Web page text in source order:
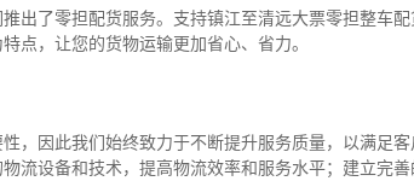
出了零担配货服务。支持镇江至清远大票零担整车
点，让您的货物运输更加省心、省力。
，因此我们始终致力于不断提升服务质量，以满足
流设备和技术，提高物流效率和服务水平；建立完